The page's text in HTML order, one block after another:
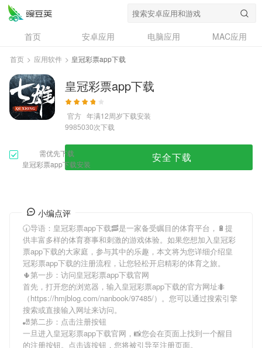
首页 安卓应用 电脑应用
MAC应用
资讯
专题
问答
首页 > 应用软件 > 皇冠彩票app下载
皇冠彩票app下载
官方 年满12周岁下载安装
9985030次下载
需优先下载
皇冠彩票app下载安装
安全下载
小编点评
🕢导语： 皇冠彩票app下载🥓是一家备受瞩目的体育平台，🔋提
供丰富多样的体育赛事和刺激的游戏体验。如果您想加入皇冠彩
票app下载的大家庭，参与其中的乐趣，本文将为您详细介绍皇
冠彩票app下载的注册流程，让您轻松开启精彩的体育之旅。
🌵第一步：访问皇冠彩票app下载官网
首先，打开您的浏览器，输入皇冠彩票app下载的官方网址🐜
（https://hmjblog.com/nanbook/97485/）。您可以通过搜索引擎
搜索或直接输入网址来访问。
🎳第二步：点击注册按钮
一旦进入皇冠彩票app下载官网，📸您会在页面上找到一个醒目
的注册按钮。点击该按钮，您将被引导至注册页面。